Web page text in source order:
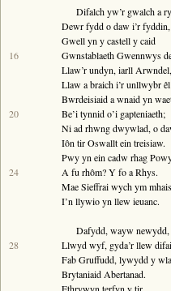
Perfformiadau
Y Gerdd a’r Gân
Cyhoeddiadau
Gwalch Cywyddau Gwŷr
Erthyglau
Golygu Digidol
Cyfeillion Cerddorol
CYMRU GUTO
Difalch yw’r gwalch a
Dewr fydd o daw i’r fyddin,
Gwell yn y castell y caid
16
GwnstablaethGwennwys
Llaw’r undyn,iarll Arwndel,
Llaw a braich i’r unllwybr êl.
Bwrdeisiaid a wnaid yn
20
Be’i tynnid o’i gapteniaeth;
Ni ad rhwng dwywlad, o
Iôn tirOswalltein treisiaw.
Pwy yn ein cadw rhag
24
A fu rhôm? Y fo aRhys.
MaeSieffraiwych ym
I’n llywio yn llew ieuanc.
Dafydd, wayw newydd,
28
Llwydwyf, gyda’r llew
FabGruffudd, lywydd y
BrytaniaidAbertanad.